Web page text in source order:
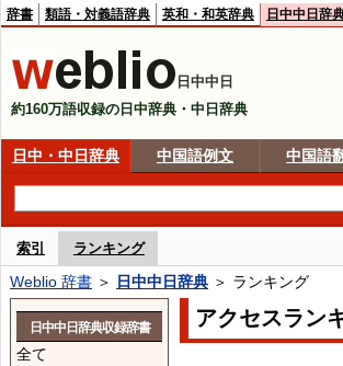
辞書 類語・対義語辞典 英和・和英辞典 日中中日辞
日中中日
約160万語収録の日中辞典・中日辞典
日中・中日辞典 中国語例文 中国語
索引 ランキング
Weblio 辞書 ＞ 日中中日辞典 ＞ ランキング
アクセスラン
日中中日辞典収録辞書
全て